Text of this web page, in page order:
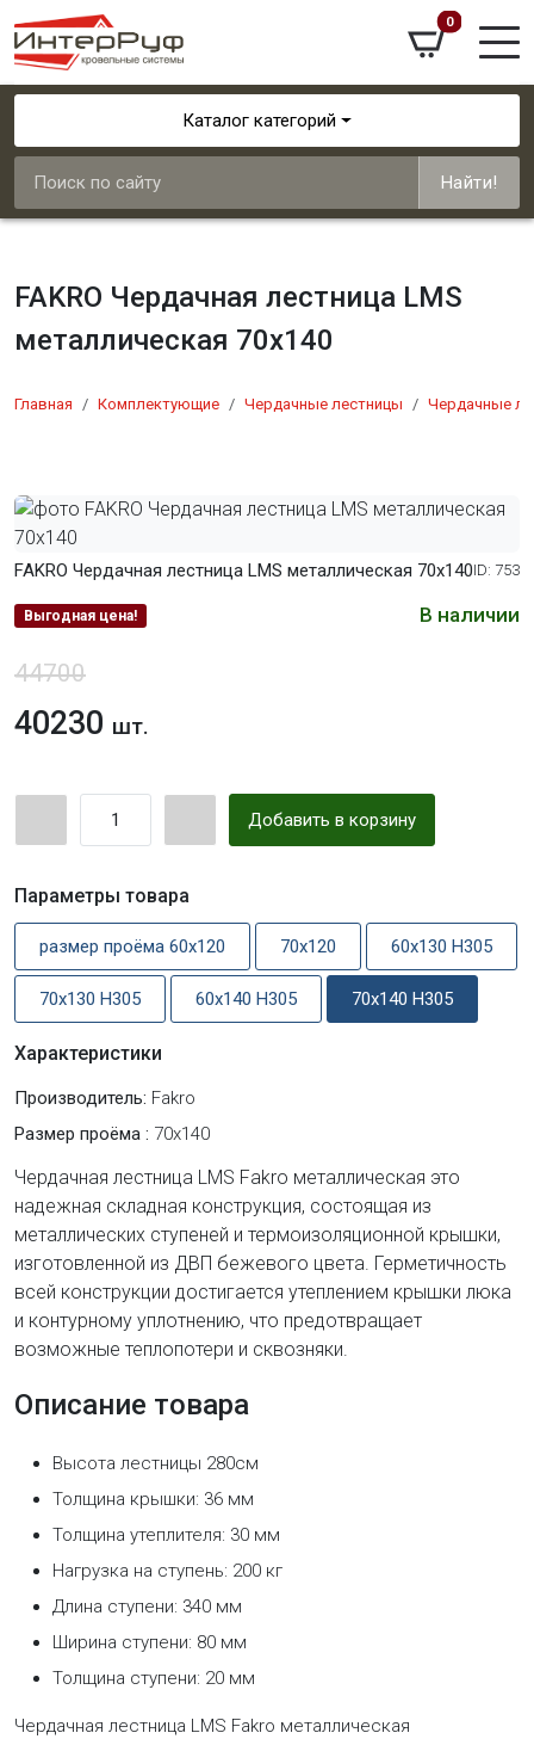
0
Каталог категорий
Найти!
FAKRO Чердачная лестница LMS
металлическая 70х140
Главная Комплектующие Чердачные лестницы Чердачные
FAKRO Чердачная лестница LMS металлическая 70х140ID: 753
Выгодная цена! В наличии
44700
40230 шт.
Добавить в корзину
Параметры товара
размер проёма 60x120 70x120 60х130 Н305
70х130 Н305 60х140 Н305 70х140 Н305
Характеристики
Производитель: Fakro
Размер проёма : 70x140
Чердачная лестница LMS Fakro металлическая это
надежная складная конструкция, состоящая из
металлических ступеней и термоизоляционной крышки,
изготовленной из ДВП бежевого цвета. Герметичность
всей конструкции достигается утеплением крышки люка
и контурному уплотнению, что предотвращает
возможные теплопотери и сквозняки.
Описание товара
Высота лестницы 280см
Толщина крышки: 36 мм
Толщина утеплителя: 30 мм
Нагрузка на ступень: 200 кг
Длина ступени: 340 мм
Ширина ступени: 80 мм
Толщина ступени: 20 мм
Чердачная лестница LMS Fakro металлическая